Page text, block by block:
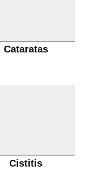
Cataratas
Cistitis